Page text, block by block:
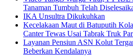
Tanaman Tumbuh Telah
IKA Unsultra Dikukuhkan
Kecelakaan Maut di Batuputih
Canter Tewas Usai Tabrak Truk
Layanan Pensiun ASN Kolut
Beberkan Kendalanya